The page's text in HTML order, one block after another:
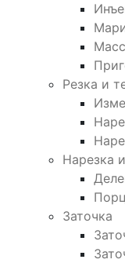
Резка и
Нарезка
Заточка